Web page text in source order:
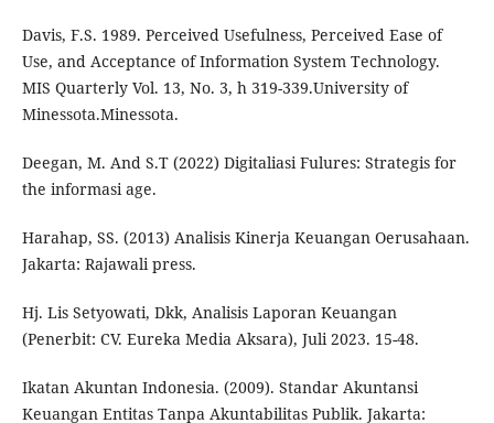
Davis, F.S. 1989. Perceived Usefulness, Perceived Ease of
Use, and Acceptance of Information System Technology.
MIS Quarterly Vol. 13, No. 3, h 319-339.University of
Minessota.Minessota.
Deegan, M. And S.T (2022) Digitaliasi Fulures: Strategis for
the informasi age.
Harahap, SS. (2013) Analisis Kinerja Keuangan Oerusahaan.
Jakarta: Rajawali press.
Hj. Lis Setyowati, Dkk, Analisis Laporan Keuangan
(Penerbit: CV. Eureka Media Aksara), Juli 2023. 15-48.
Ikatan Akuntan Indonesia. (2009). Standar Akuntansi
Keuangan Entitas Tanpa Akuntabilitas Publik. Jakarta: